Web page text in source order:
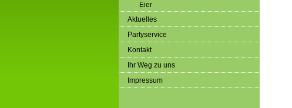
Eier
Aktuelles
Partyservice
Kontakt
Ihr Weg zu uns
Impressum